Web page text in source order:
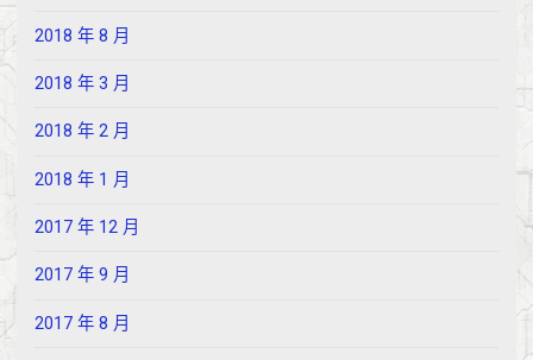
2018 年 8 月
2018 年 3 月
2018 年 2 月
2018 年 1 月
2017 年 12 月
2017 年 9 月
2017 年 8 月